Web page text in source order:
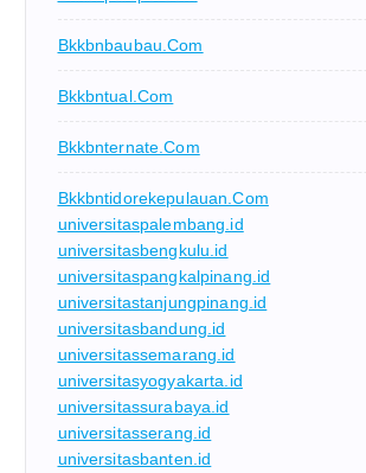
Bkkbnbaubau.com
Bkkbntual.com
Bkkbnternate.com
Bkkbntidorekepulauan.com
universitaspalembang.id
universitasbengkulu.id
universitaspangkalpinang.id
universitastanjungpinang.id
universitasbandung.id
universitassemarang.id
universitasyogyakarta.id
universitassurabaya.id
universitasserang.id
universitasbanten.id